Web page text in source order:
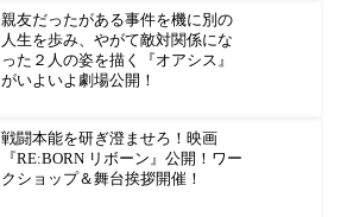
親友だったがある事件を機に別の
人生を歩み、やがて敵対関係にな
った２人の姿を描く『オアシス』
がいよいよ劇場公開！
戦闘本能を研ぎ澄ませろ！映画
『RE:BORN リボーン』公開！ワー
クショップ＆舞台挨拶開催！